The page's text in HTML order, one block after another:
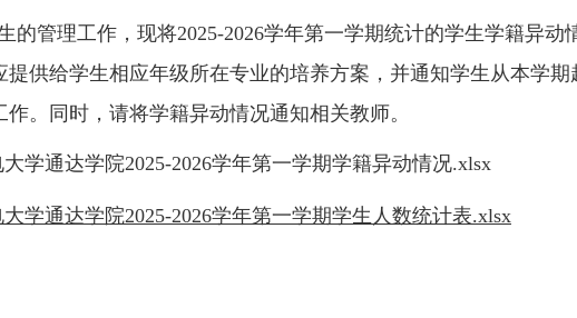
的管理工作 ，现将2025-2026学年第一学期统计的学生学籍异动
提供给学生相应年级所在专业的培养方案，并通知学生从本学
作。同时，请将学籍异动情况通知相关教师。
学通达学院2025-2026学年第一学期学籍异动情况.xlsx
学通达学院2025-2026学年第一学期学生人数统计表.xlsx